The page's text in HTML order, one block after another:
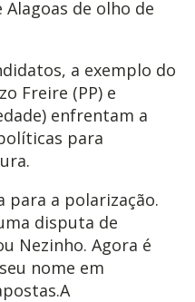
de olho de
a exemplo do
Freire (PP) e
enfrentam a
para
para a polarização.
disputa de
Nezinho. Agora é
nome em